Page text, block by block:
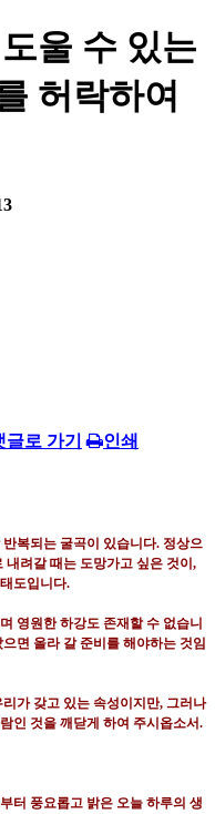
울 수 있는
허락하여
글로 가기 인쇄
복되는 굴곡이 있습니다. 정상으
내려갈 때는 도망가고 싶은 것이 ,
도입니다.
영원한 하강도 존재할 수 없습니
면 올라 갈 준비를 해야하는 것임
가 갖고 있는 속성이지만, 그러나
인 것을 깨닫게 하여 주시옵소서.
터 풍요롭고 밝은 오늘 하루의 생